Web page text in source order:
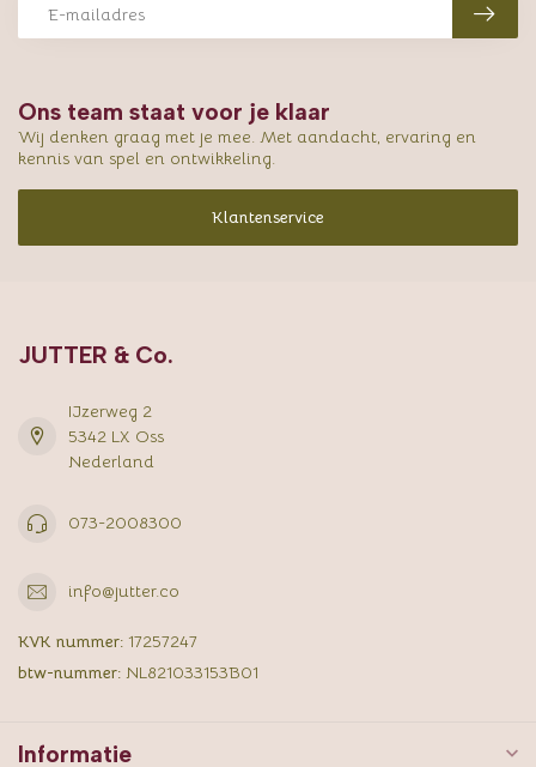
Ons team staat voor je klaar
Wij denken graag met je mee. Met aandacht, ervaring en
kennis van spel en ontwikkeling.
Klantenservice
JUTTER & Co.
IJzerweg 2
5342 LX Oss
Nederland
073-2008300
info@jutter.co
KVK nummer: 17257247
btw-nummer: NL821033153B01
Informatie